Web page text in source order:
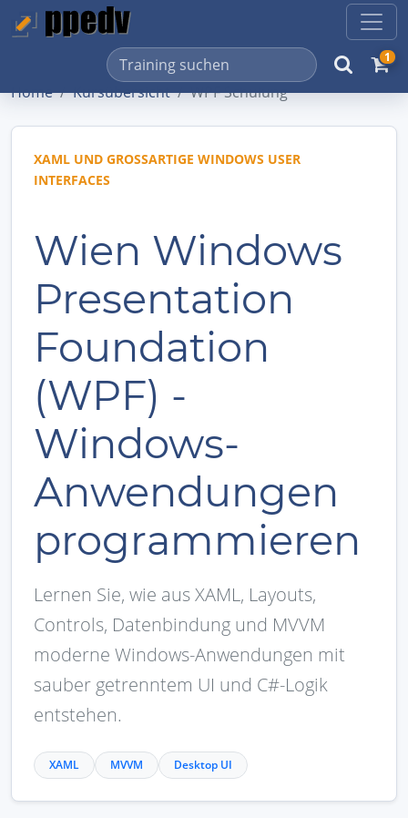
1
Home Kursübersicht WPF Schulung
XAML UND GROSSARTIGE WINDOWS USER I
NTERFACES
Wien Windows
Presentation
Foundation
(WPF) -
Windows-
Anwendungen
programmieren
Lernen Sie, wie aus XAML, Layouts,
Controls, Datenbindung und MVVM
moderne Windows-Anwendungen mit
sauber getrenntem UI und C#-Logik
entstehen.
XAML MVVM Desktop UI